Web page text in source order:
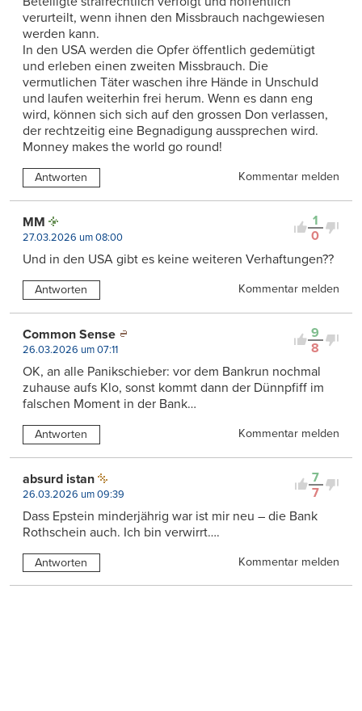
verurteilt, wenn ihnen den Missbrauch nachgewiesen
werden kann.
In den USA werden die Opfer öffentlich gedemütigt
und erleben einen zweiten Missbrauch. Die
vermutlichen Täter waschen ihre Hände in Unschuld
und laufen weiterhin frei herum. Wenn es dann eng
wird, können sich sich auf den grossen Don verlassen,
der rechtzeitig eine Begnadigung aussprechen wird.
Monney makes the world go round!
Antworten Kommentar melden
1
0
MM
27.03.2026 um 08:00
Und in den USA gibt es keine weiteren Verhaftungen??
Antworten Kommentar melden
9
8
Common Sense
26.03.2026 um 07:11
OK, an alle Panikschieber: vor dem Bankrun nochmal
zuhause aufs Klo, sonst kommt dann der Dünnpfiff im
falschen Moment in der Bank…
Antworten Kommentar melden
7
7
absurd istan
26.03.2026 um 09:39
Dass Epstein minderjährig war ist mir neu – die Bank
Rothschein auch. Ich bin verwirrt….
Antworten Kommentar melden